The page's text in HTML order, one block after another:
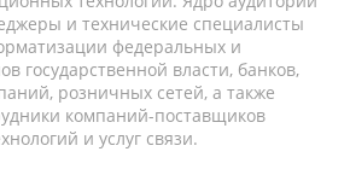
и технические специалисты
федеральных и
государственной власти, банков,
розничных сетей, а также
компаний-поставщиков
и услуг связи.